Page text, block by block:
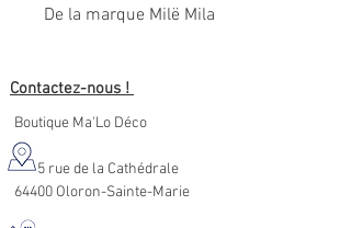
De la marque Milë Mila
Contactez-nous !
Boutique Ma'Lo Déco
5 rue de la Cathédrale
64400 Oloron-Sainte-Marie